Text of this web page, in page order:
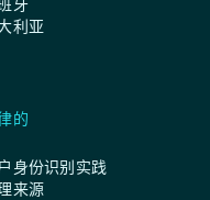
牙
利亚
的
身份识别实践
来源